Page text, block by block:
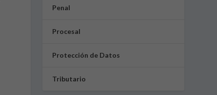
Penal
Procesal
Protección de Datos
Tributario